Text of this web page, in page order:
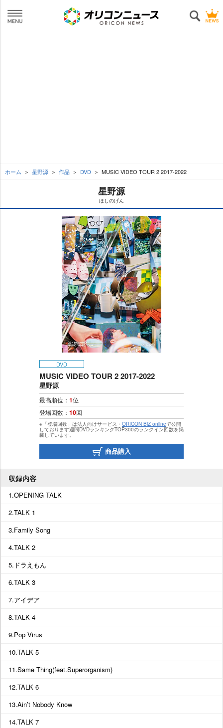
ホーム 星野源 作品 DVD MUSIC VIDEO TOUR 2 2017-2022
星野源
ほしのげん
DVD
MUSIC VIDEO TOUR 2 2017-2022
星野源
最高順位： 1位
登場回数： 10回
※「登場回数」は法人向けサービス・ ORICON BiZ onlineで公開
しております週間DVDランキングTOP300のランクイン回数を掲
載しています。
商品購入
収録内容
1.OPENING TALK
2.TALK 1
3.Family Song
4.TALK 2
5.ドラえもん
6.TALK 3
7.アイデア
8.TALK 4
9.Pop Virus
10.TALK 5
11.Same Thing(feat.Superorganism)
12.TALK 6
13.Ain’t Nobody Know
14.TALK 7